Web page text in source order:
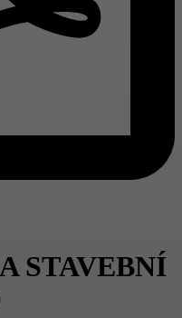
STAVEBNÍ